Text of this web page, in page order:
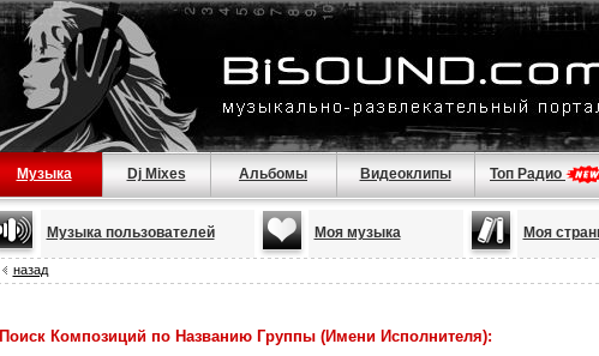
Музыка Dj Mixes Альбомы Видеоклипы Топ Радио
Музыка пользователей Моя музыка Моя
назад
Поиск Композиций по Названию Группы (Имени Исполнителя):